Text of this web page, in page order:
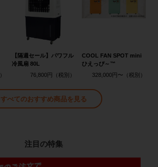
【隔週セール】パワフル
冷風扇 80L
76,800円
COOL FAN SPOT mini
ひえっぴ～™
328,000円〜
すべてのおすすめ商品を見る
注目の特集